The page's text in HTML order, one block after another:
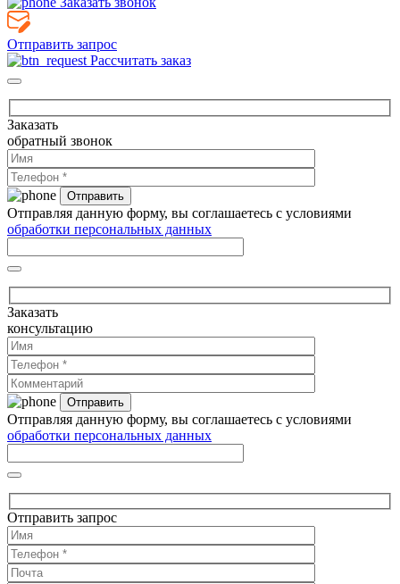
Отправить запрос
Рассчитать заказ
Заказать
обратный звонок
Отправляя данную форму, вы соглашаетесь с условиями
обработки персональных данных
Заказать
консультацию
Отправляя данную форму, вы соглашаетесь с условиями
обработки персональных данных
Отправить запрос